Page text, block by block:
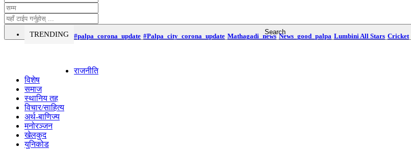
TRENDING #palpa_corona_update #Palpa_city_corona_update Mathagadi_news News_good_palpa Lumbini All Stars Cricket
राजनीति
विशेष
समाज
स्थानिय तह
विचार/साहित्य
अर्थ-बाणिज्य
मनोरञ्जन
खेलकुद
युनिकोड